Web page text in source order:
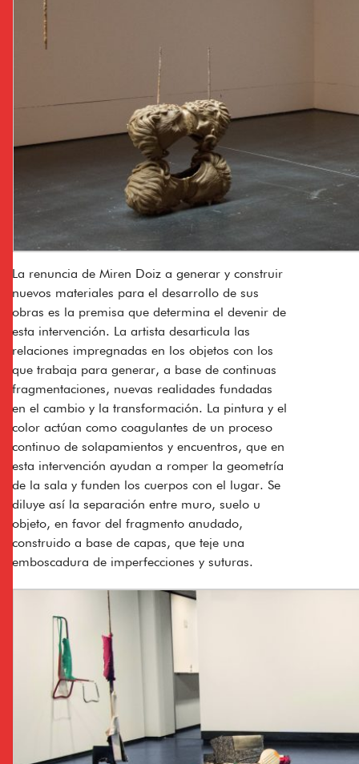
La renuncia de Miren Doiz a generar y construir
nuevos materiales para el desarrollo de sus
obras es la premisa que determina el devenir de
esta intervención. La artista desarticula las
relaciones impregnadas en los objetos con los
que trabaja para generar, a base de continuas
fragmentaciones, nuevas realidades fundadas
en el cambio y la transformación. La pintura y el
color actúan como coagulantes de un proceso
continuo de solapamientos y encuentros, que en
esta intervención ayudan a romper la geometría
de la sala y funden los cuerpos con el lugar. Se
diluye así la separación entre muro, suelo u
objeto, en favor del fragmento anudado,
construido a base de capas, que teje una
emboscadura de imperfecciones y suturas.